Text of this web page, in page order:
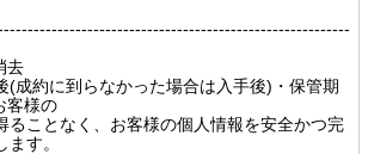
去
(成約に到らなかった場合は入手後)・保管期
客様の
ることなく、お客様の個人情報を安全かつ完
す。